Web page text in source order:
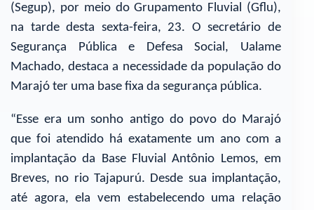
(Segup), por meio do Grupamento Fluvial (Gflu),
na tarde desta sexta-feira, 23. O secretário de
Segurança Pública e Defesa Social, Ualame
Machado, destaca a necessidade da população do
Marajó ter uma base fixa da segurança pública.
“Esse era um sonho antigo do povo do Marajó
que foi atendido há exatamente um ano com a
implantação da Base Fluvial Antônio Lemos, em
Breves, no rio Tajapurú. Desde sua implantação,
até agora, ela vem estabelecendo uma relação